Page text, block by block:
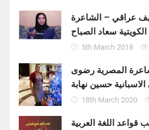
عراقي – الشاعرة
الكويتية سعاد الصباح
5th March 2018
المصرية رضوى
حسين نهابة
18th March 2020
قواعد اللغة العربية